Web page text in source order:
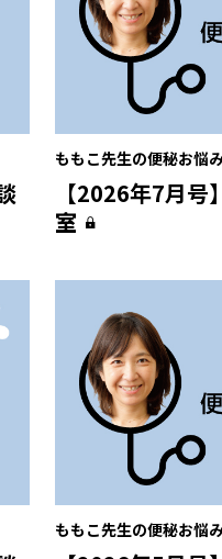
ももこ先生の便秘お悩
【2026年7月
室
ももこ先生の便秘お悩